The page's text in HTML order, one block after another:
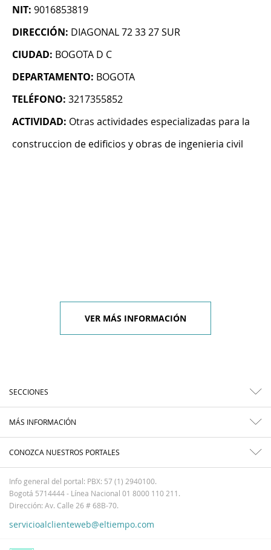
NIT: 9016853819
DIRECCIÓN: DIAGONAL 72 33 27 SUR
CIUDAD: BOGOTA D C
DEPARTAMENTO: BOGOTA
TELÉFONO: 3217355852
ACTIVIDAD: Otras actividades especializadas para la
construccion de edificios y obras de ingenieria civil
VER MÁS INFORMACIÓN
SECCIONES
MÁS INFORMACIÓN
CONOZCA NUESTROS PORTALES
Info general del portal: PBX: 57 (1) 2940100.
Bogotá 5714444 - Línea Nacional 01 8000 110 211.
Dirección: Av. Calle 26 # 68B-70.
servicioalclienteweb@eltiempo.com